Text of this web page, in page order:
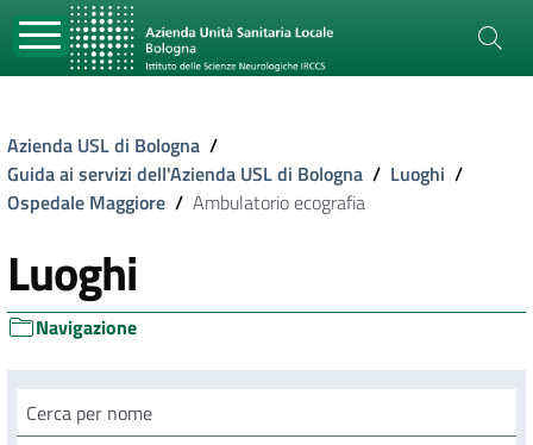
Azienda USL di Bologna /
Guida ai servizi dell'Azienda USL di Bologna / Luoghi /
Ospedale Maggiore / Ambulatorio ecografia
Luoghi
Navigazione
Cerca luogo